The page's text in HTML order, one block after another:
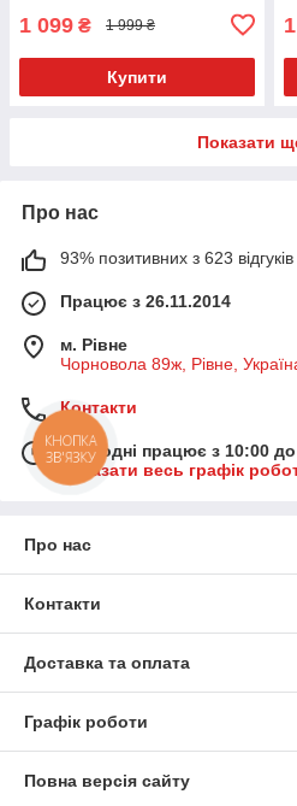
1 099 ₴ 1 999 ₴
Купити
Показати
Про нас
93% позитивних з 623 відгуків
Працює з 26.11.2014
м. Рівне
Чорновола 89ж, Рівне,
Контакти
Сьогодні працює з 10:00
Показати весь графік
Про нас
Контакти
Доставка та оплата
Графік роботи
Повна версія сайту
КНОПКА
ЗВ'ЯЗКУ